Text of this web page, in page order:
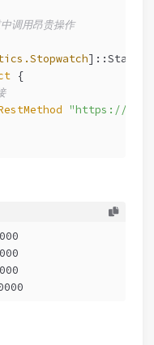
调用昂贵操作
{
"https://